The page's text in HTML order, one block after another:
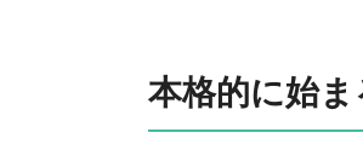
本格的に始